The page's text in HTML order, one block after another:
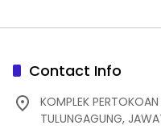
Contact Info
KOMPLEK
TULUNGAGUNG,